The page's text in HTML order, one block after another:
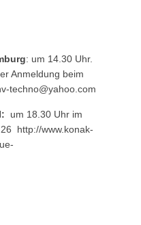
: um 14.30 Uhr.
Anmeldung beim
techno@yahoo.com
um 18.30 Uhr im
http://www.konak-